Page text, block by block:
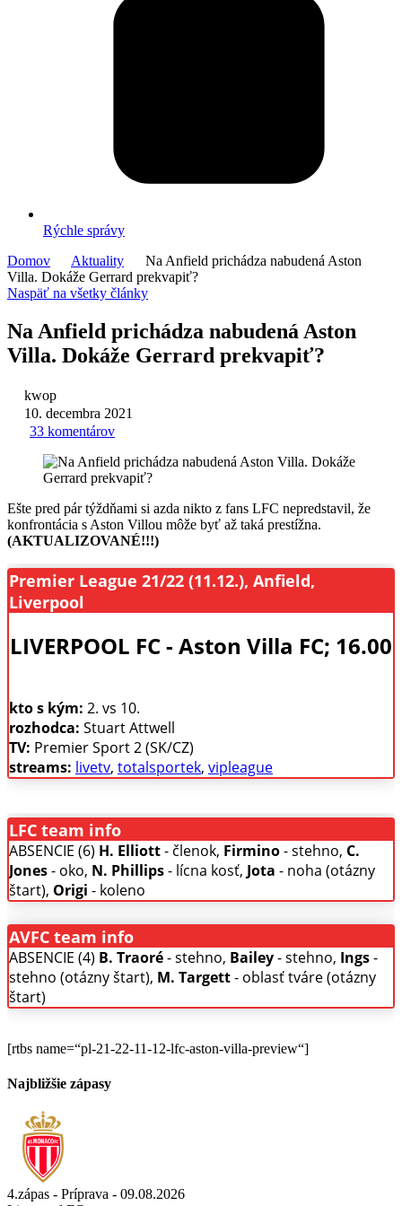
Rýchle správy
Domov
Aktuality
Na Anfield prichádza nabudená Aston
Villa. Dokáže Gerrard prekvapiť?
Naspäť na všetky články
Na Anfield prichádza nabudená Aston
Villa. Dokáže Gerrard prekvapiť?
kwop
10. decembra 2021
33 komentárov
Ešte pred pár týždňami si azda nikto z fans LFC nepredstavil, že
konfrontácia s Aston Villou môže byť až taká prestížna.
(AKTUALIZOVANÉ!!!)
Premier League 21/22 (11.12.), Anfield,
Liverpool
LIVERPOOL FC - Aston Villa FC; 16.00
kto s kým: 2. vs 10.
rozhodca: Stuart Attwell
TV: Premier Sport 2 (SK/CZ)
streams: livetv, totalsportek, vipleague
LFC team info
ABSENCIE (6) H. Elliott- členok, Firmino- stehno, C.
Jones- oko, N. Phillips- lícna kosť, Jota - noha (otázny
štart), Origi - koleno
AVFC team info
ABSENCIE (4) B. Traoré- stehno, Bailey- stehno, Ings-
stehno (otázny štart), M. Targett- oblasť tváre (otázny
štart)
[rtbs name=“pl-21-22-11-12-lfc-aston-villa-preview“]
Najbližšie zápasy
4.zápas - Príprava - 09.08.2026